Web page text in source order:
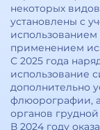
некоторых
установлены с
применением
С 2025 года
использование
дополнительно
флюорографии,
органов грудной
В 2024 году